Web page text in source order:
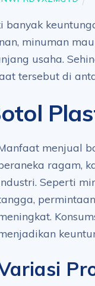
banyak
minuman
usaha.
tersebut di
menjual
ragam,
Seperti